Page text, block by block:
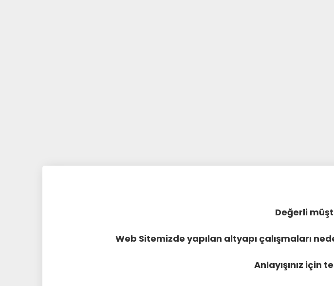
Değerli
Web Sitemizde yapılan altyapı çalışmaları
Anlayışınız için